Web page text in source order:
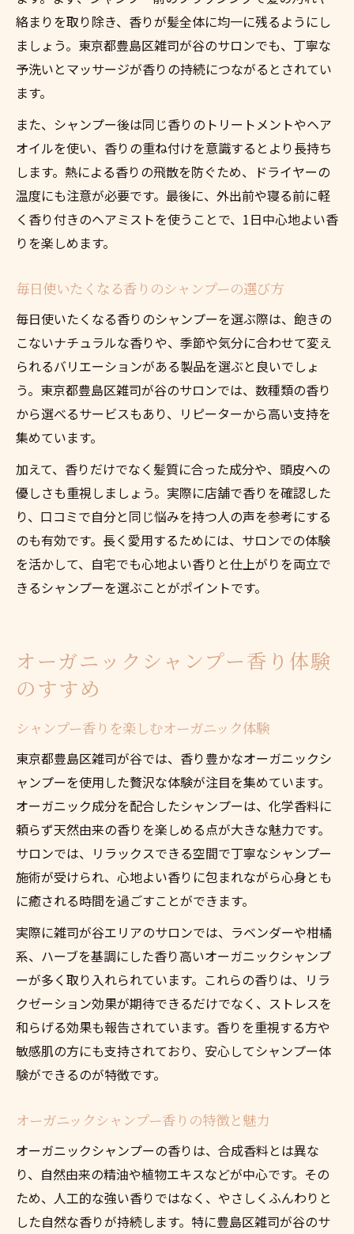
絡まりを取り除き、香りが髪全体に均一に残るようにし
ましょう。東京都豊島区雑司が谷のサロンでも、丁寧な
予洗いとマッサージが香りの持続につながるとされてい
ます。
また、シャンプー後は同じ香りのトリートメントやヘア
オイルを使い、香りの重ね付けを意識するとより長持ち
します。熱による香りの飛散を防ぐため、ドライヤーの
温度にも注意が必要です。最後に、外出前や寝る前に軽
く香り付きのヘアミストを使うことで、1日中心地よい香
りを楽しめます。
毎日使いたくなる香りのシャンプーの選び方
毎日使いたくなる香りのシャンプーを選ぶ際は、飽きの
こないナチュラルな香りや、季節や気分に合わせて変え
られるバリエーションがある製品を選ぶと良いでしょ
う。東京都豊島区雑司が谷のサロンでは、数種類の香り
から選べるサービスもあり、リピーターから高い支持を
集めています。
加えて、香りだけでなく髪質に合った成分や、頭皮への
優しさも重視しましょう。実際に店舗で香りを確認した
り、口コミで自分と同じ悩みを持つ人の声を参考にする
のも有効です。長く愛用するためには、サロンでの体験
を活かして、自宅でも心地よい香りと仕上がりを両立で
きるシャンプーを選ぶことがポイントです。
オーガニックシャンプー香り体験
のすすめ
シャンプー香りを楽しむオーガニック体験
東京都豊島区雑司が谷では、香り豊かなオーガニックシ
ャンプーを使用した贅沢な体験が注目を集めています。
オーガニック成分を配合したシャンプーは、化学香料に
頼らず天然由来の香りを楽しめる点が大きな魅力です。
サロンでは、リラックスできる空間で丁寧なシャンプー
施術が受けられ、心地よい香りに包まれながら心身とも
に癒される時間を過ごすことができます。
実際に雑司が谷エリアのサロンでは、ラベンダーや柑橘
系、ハーブを基調にした香り高いオーガニックシャンプ
ーが多く取り入れられています。これらの香りは、リラ
クゼーション効果が期待できるだけでなく、ストレスを
和らげる効果も報告されています。香りを重視する方や
敏感肌の方にも支持されており、安心してシャンプー体
験ができるのが特徴です。
オーガニックシャンプー香りの特徴と魅力
オーガニックシャンプーの香りは、合成香料とは異な
り、自然由来の精油や植物エキスなどが中心です。その
ため、人工的な強い香りではなく、やさしくふんわりと
した自然な香りが持続します。特に豊島区雑司が谷のサ